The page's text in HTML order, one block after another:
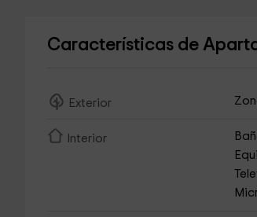
Características de
Exterior
Interior